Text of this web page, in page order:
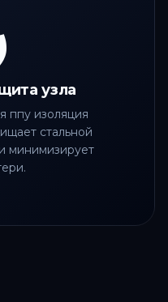
узла
ппу изоляция
стальной
минимизирует